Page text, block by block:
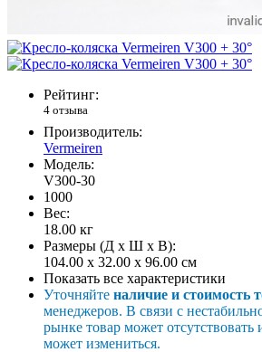
Рейтинг:
4 отзыва
Производитель:
Vermeiren
Модель:
V300-30
1000
Вес:
18.00 кг
Размеры (Д x Ш x В):
104.00 x 32.00 x 96.00 см
Показать все характеристики
Уточняйте наличие и стоимость
менеджеров. В связи с
рынке товар может отсутствовать
может измениться.